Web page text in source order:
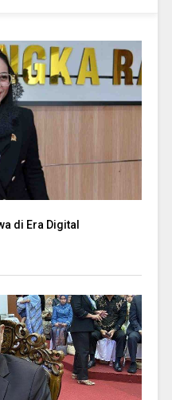
di Era Digital